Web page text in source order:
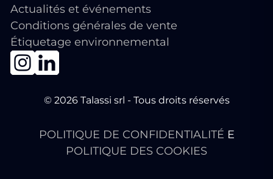
Actualités et événements
Conditions générales de vente
Étiquetage environnemental
© 2026 Talassi srl - Tous droits réservés
POLITIQUE DE CONFIDENTIALITÉ E
POLITIQUE DES COOKIES